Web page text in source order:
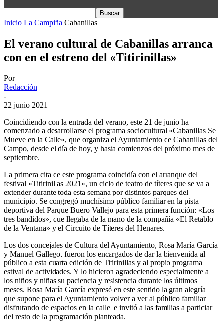
Inicio La Campiña Cabanillas
El verano cultural de Cabanillas arranca
con en el estreno del «Titirinillas»
Por
Redacción
-
22 junio 2021
Coincidiendo con la entrada del verano, este 21 de junio ha
comenzado a desarrollarse el programa sociocultural «Cabanillas Se
Mueve en la Calle», que organiza el Ayuntamiento de Cabanillas del
Campo, desde el día de hoy, y hasta comienzos del próximo mes de
septiembre.
La primera cita de este programa coincidía con el arranque del
festival «Titirinillas 2021», un ciclo de teatro de títeres que se va a
extender durante toda esta semana por distintos parques del
municipio. Se congregó muchísimo público familiar en la pista
deportiva del Parque Buero Vallejo para esta primera función: «Los
tres bandidos», que llegaba de la mano de la compañía «El Retablo
de la Ventana» y el Circuito de Títeres del Henares.
Los dos concejales de Cultura del Ayuntamiento, Rosa María García
y Manuel Gallego, fueron los encargados de dar la bienvenida al
público a esta cuarta edición de Titirinillas y al propio programa
estival de actividades. Y lo hicieron agradeciendo especialmente a
los niños y niñas su paciencia y resistencia durante los últimos
meses. Rosa María García expresó en este sentido la gran alegría
que supone para el Ayuntamiento volver a ver al público familiar
disfrutando de espacios en la calle, e invitó a las familias a particiar
del resto de la programación planteada.